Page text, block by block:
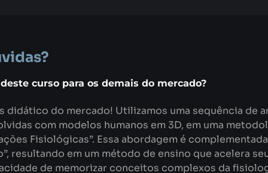
curso para os demais do mercado?
didático do mercado! Utilizamos uma sequência de
com modelos humanos em 3D, em uma
Fisiológicas”. Essa abordagem é
resultando em um método de ensino que acelera
de memorizar conceitos complexos da